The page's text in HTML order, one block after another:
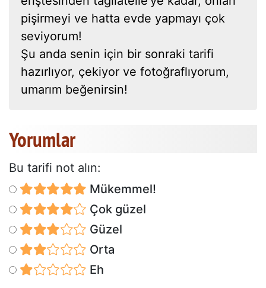
pişirmeyi ve hatta evde yapmayı çok
seviyorum!
Şu anda senin için bir sonraki tarifi
hazırlıyor, çekiyor ve fotoğraflıyorum,
umarım beğenirsin!
Yorumlar
Bu tarifi not alın:
Mükemmel!
Çok güzel
Güzel
Orta
Eh